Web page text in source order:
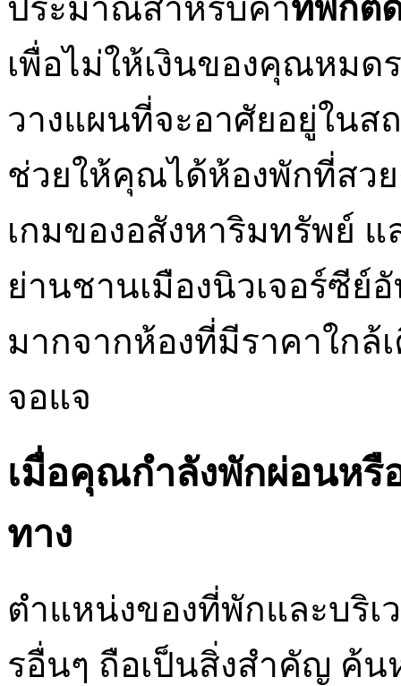
ประมาณสำหรับค่าที่พักติ
เพื่อไม่ให้เงินของคุณหมด
วางแผนที่จะอาศัยอยู่ในส
ช่วยให้คุณได้ห้องพักที่สวย
เกมของอสังหาริมทรัพย์ แ
ย่านชานเมืองนิวเจอร์ซีย์
มากจากห้องที่มีราคาใกล้
จอแจ
เมื่อคุณกำลังพักผ่อนหรื
ทาง
ตำแหน่งของที่พักและบริเ
รอื่นๆ ถือเป็นสิ่งสำคัญ ค้